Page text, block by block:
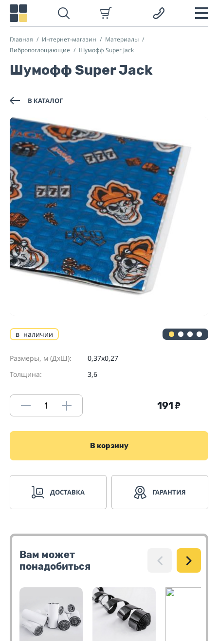
Главная Интернет-магазин
Материалы
Вибропоглощающие
Шумофф Super Jack
Шумофф Super Jack
В КАТАЛОГ
в наличии
Размеры, м (ДхШ):
0,37х0,27
Толщина:
3,6
191 ₽
В корзину
ДОСТАВКА ГАРАНТИЯ
Вам может
понадобиться